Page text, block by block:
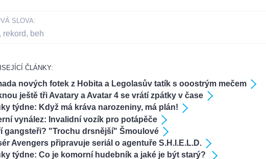
SLOVA:
, rekord, beh
ČLÁNKY:
nových fotek z Hobita a Legolasův tatík s ooostrým mečem
ještě tři Avatary a Avatar 4 se vrátí zpátky v čase
týdne: Když má kráva narozeniny, má plán!
vynález: Invalidní vozík pro potápěče
gangsteři? "Trochu drsnější" Šmoulové
Avengers připravuje seriál o agentuře S.H.I.E.L.D.
týdne: Co je komorní hudebník a jaké je být starý?